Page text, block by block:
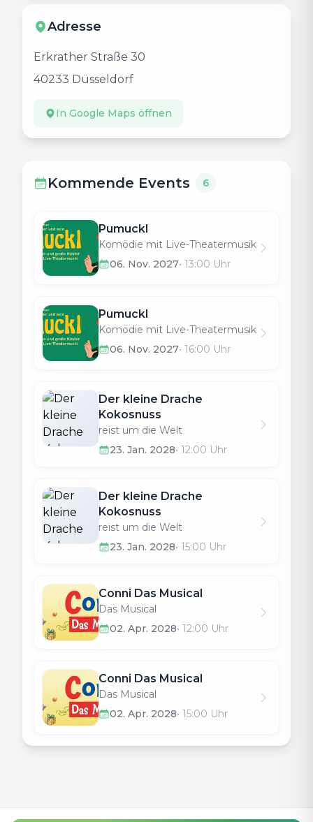
Adresse
Erkrather Straße 30
40233 Düsseldorf
In Google Maps öffnen
Kommende Events 6
Pumuckl
Komödie mit Live-Theatermusik
06. Nov. 2027• 13:00 Uhr
Pumuckl
Komödie mit Live-Theatermusik
06. Nov. 2027• 16:00 Uhr
Der kleine Drache
Kokosnuss
reist um die Welt
23. Jan. 2028• 12:00 Uhr
Der kleine Drache
Kokosnuss
reist um die Welt
23. Jan. 2028• 15:00 Uhr
Conni Das Musical
Das Musical
02. Apr. 2028• 12:00 Uhr
Conni Das Musical
Das Musical
02. Apr. 2028• 15:00 Uhr